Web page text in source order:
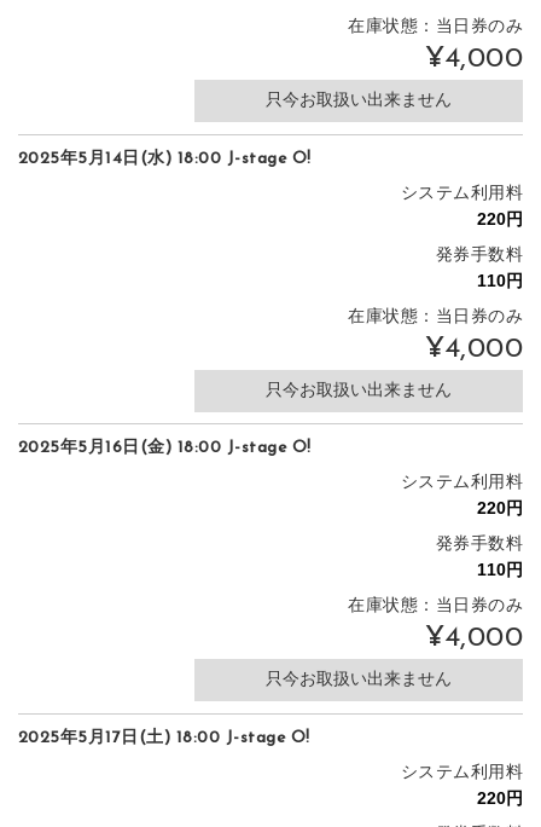
在庫状態：当日券のみ
¥4,000
只今お取扱い出来ません
2025年5月14日(水) 18:00 J-stage O!
システム利用料
発券手数料
在庫状態：当日券のみ
¥4,000
只今お取扱い出来ません
2025年5月16日(金) 18:00 J-stage O!
システム利用料
発券手数料
在庫状態：当日券のみ
¥4,000
只今お取扱い出来ません
2025年5月17日(土) 18:00 J-stage O!
システム利用料